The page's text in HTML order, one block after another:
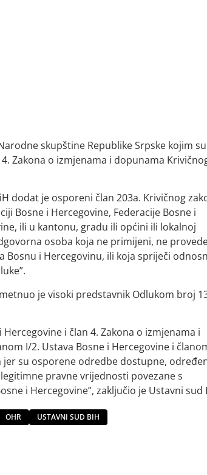
skupštine Republike Srpske kojim su
Zakona o izmjenama i dopunama
dodat je osporeni član 203a. Krivičnog
Bosne i Hercegovine, Federacije Bosne i
ili u kantonu, gradu ili općini ili lokalnoj
osoba koja ne primijeni, ne
i Hercegovinu, ili koja spriječi
je visoki predstavnik Odlukom broj
i član 4. Zakona o izmjenama i
I/2. Ustava Bosne i Hercegovine i
su osporene odredbe dostupne,
pravne vrijednosti povezane s
i Hercegovine”, zaključio je Ustavni sud
OHR USTAVNI SUD BIH